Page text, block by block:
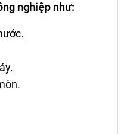
nghiệp như: